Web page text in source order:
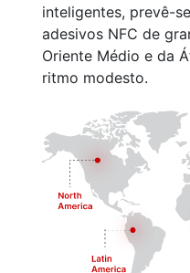
inteligentes, prevê-
adesivos NFC de
Oriente Médio e da
ritmo modesto.